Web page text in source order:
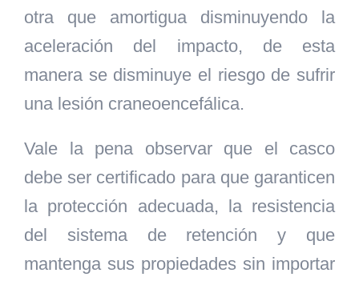
otra que amortigua disminuyendo la
aceleración del impacto, de esta
manera se disminuye el riesgo de sufrir
una lesión craneoencefálica.
Vale la pena observar que el casco
debe ser certificado para que garanticen
la protección adecuada, la resistencia
del sistema de retención y que
mantenga sus propiedades sin importar